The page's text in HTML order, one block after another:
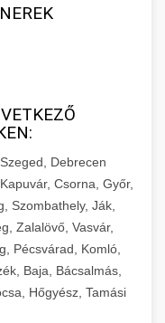
Debrecen
Csorna, Győr,
Szombathely, Ják,
Zalalövő, Vasvár,
Pécsvárad, Komló,
Baja, Bácsalmás,
Hőgyész, Tamási